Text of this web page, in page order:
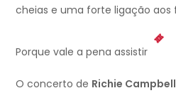
cheias e uma forte ligação aos
Porque vale a pena assistir
O concerto de Richie